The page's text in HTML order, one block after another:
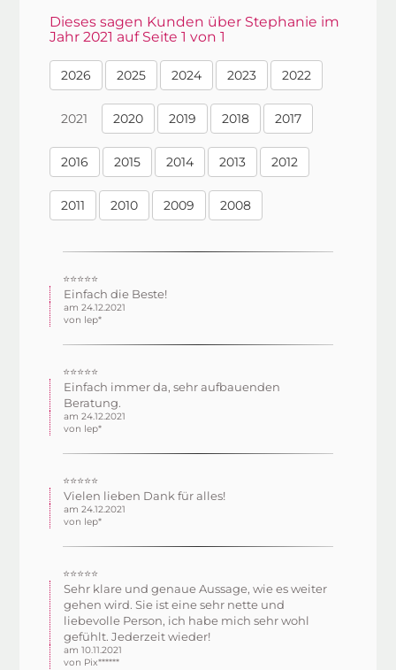
Dieses sagen Kunden über Stephanie im
Jahr 2021 auf Seite 1 von 1
2026 2025 2024 2023 2022
2021 2020 2019 2018 2017
2016 2015 2014 2013 2012
2011 2010 2009 2008
⭐⭐⭐⭐⭐
Einfach die Beste!
am 24.12.2021
von lep*
⭐⭐⭐⭐⭐
Einfach immer da, sehr aufbauenden
Beratung.
am 24.12.2021
von lep*
⭐⭐⭐⭐⭐
Vielen lieben Dank für alles!
am 24.12.2021
von lep*
⭐⭐⭐⭐⭐
Sehr klare und genaue Aussage, wie es weiter
gehen wird. Sie ist eine sehr nette und
liebevolle Person, ich habe mich sehr wohl
gefühlt. Jederzeit wieder!
am 10.11.2021
von Pix******